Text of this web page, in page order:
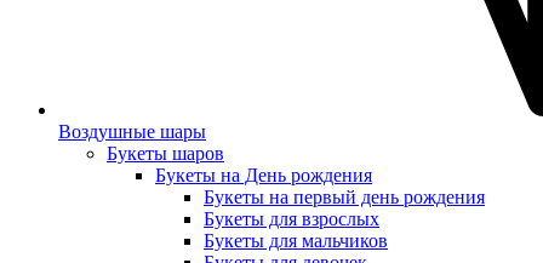
Воздушные шары
Букеты шаров
Букеты на День рождения
Букеты на первый день рождения
Букеты для взрослых
Букеты для мальчиков